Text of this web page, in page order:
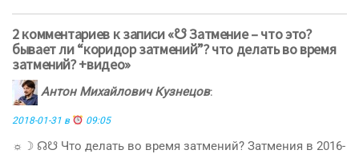
2 комментариев к записи «☋ Затмение – что это?
бывает ли “коридор затмений”? что делать во время
затмений? +видео»
Антон Михайлович Кузнецов:
2018-01-31 в 09:05
☼☽ ☊☋ Что делать во время затмений? Затмения в 2016-